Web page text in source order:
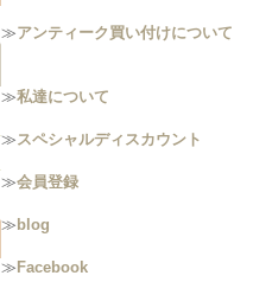
≫アンティーク買い付けについて
≫私達について
≫スペシャルディスカウント
≫会員登録
≫ blog
≫ Facebook